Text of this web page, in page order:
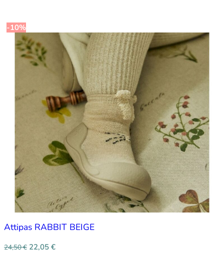
-10%
Attipas RABBIT BEIGE
24,50€ 22,05 €